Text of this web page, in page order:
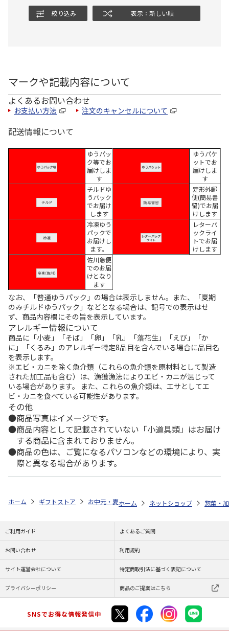
絞り込み 表示：新しい順
マークや記載内容について
よくあるお問い合わせ
お支払い方法 注文のキャンセルについて
配送情報について
ゆうパッ
ク等でお
届けしま
す
ゆうパケ
ットでお
届けしま
す
チルドゆ
うパック
でお届け
します
定形外郵
便(簡易書
留)でお届
けします
冷凍ゆう
パックで
お届けし
ます。
レターパ
ックライ
トでお届
けします
佐川急便
でのお届
けとなり
ます
なお、「普通ゆうパック」の場合は表示しません。また、「夏期
のみチルドゆうパック」などとなる場合は、記号での表示はせ
ず、商品内容欄にその旨を表示しています。
アレルギー情報について
商品に「小麦」「そば」「卵」「乳」「落花生」「えび」「か
に」「くるみ」のアレルギー特定8品目を含んでいる場合に品目名
を表示します。
※エビ・カニを除く魚介類（これらの魚介類を原材料として製造
された加工品も含む）は、漁獲漁法によりエビ・カニが混じって
いる場合があります。 また、これらの魚介類は、エサとしてエ
ビ・カニを食べている可能性があります。
その他
商品写真はイメージです。
商品内容として記載されていない「小道具類」はお届け
する商品に含まれておりません。
商品の色は、ご覧になるパソコンなどの環境により、実
際と異なる場合があります。
ホーム ギフトストア お中元・夏ギフト特集 2026 ゆうゆうギフト
ホーム ネットショップ 惣菜・
ご利用ガイド よくあるご質問
お問い合わせ 利用規約
サイト運営会社について 特定商取引法に基づく表記について
プライバシーポリシー 商品のご提案はこちら
SNSでお得な情報発信中